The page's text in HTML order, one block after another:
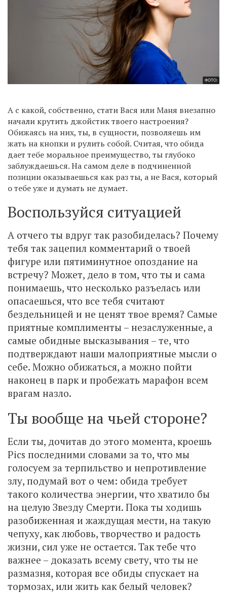
ФОТО:
А с какой, собственно, стати Вася или Маня внезапно
начали крутить джойстик твоего настроения?
Обижаясь на них, ты, в сущности, позволяешь им
жать на кнопки и рулить собой. Считая, что обида
дает тебе моральное преимущество, ты глубоко
заблуждаешься. На самом деле в подчиненной
позиции оказываешься как раз ты, а не Вася, который
о тебе уже и думать не думает.
Воспользуйся ситуацией
А отчего ты вдруг так разобиделась? Почему
тебя так зацепил комментарий о твоей
фигуре или пятиминутное опоздание на
встречу? Может, дело в том, что ты и сама
понимаешь, что несколько разъелась или
опасаешься, что все тебя считают
бездельницей и не ценят твое время? Самые
приятные комплименты – незаслуженные, а
самые обидные высказывания – те, что
подтверждают наши малоприятные мысли о
себе. Можно обижаться, а можно пойти
наконец в парк и пробежать марафон всем
врагам назло.
Ты вообще на чьей стороне?
Если ты, дочитав до этого момента, кроешь
Pics последними словами за то, что мы
голосуем за терпильство и непротивление
злу, подумай вот о чем: обида требует
такого количества энергии, что хватило бы
на целую Звезду Смерти. Пока ты ходишь
разобиженная и жаждущая мести, на такую
чепуху, как любовь, творчество и радость
жизни, сил уже не остается. Так тебе что
важнее – доказать всему свету, что ты не
размазня, которая все обиды спускает на
тормозах, или жить как белый человек?